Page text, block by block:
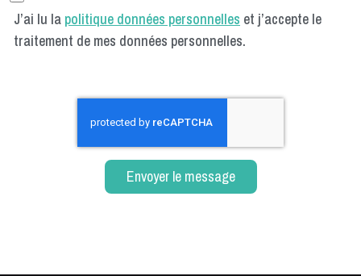
J’ai lu la politique données personnelles et j’accepte le
traitement de mes données personnelles.
Envoyer le message